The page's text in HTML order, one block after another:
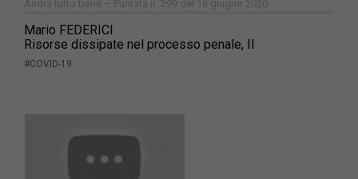
Andrà tutto bene – Puntata n. 299 del 16 giugno 2020
Mario FEDERICI
Risorse dissipate nel processo penale, II
#COVID-19